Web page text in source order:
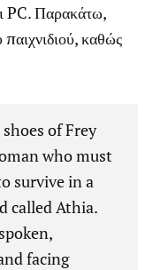
PC. Παρακάτω,
καθώς
of Frey
who must
survive in a
called Athia.
facing